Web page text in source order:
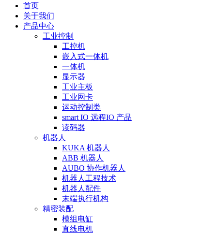
首页
关于我们
产品中心
工业控制
工控机
嵌入式一体机
一体机
显示器
工业主板
工业网卡
运动控制类
smart IO 远程IO 产品
读码器
机器人
KUKA 机器人
ABB 机器人
AUBO 协作机器人
机器人工程技术
机器人配件
末端执行机构
精密装配
模组电缸
直线电机